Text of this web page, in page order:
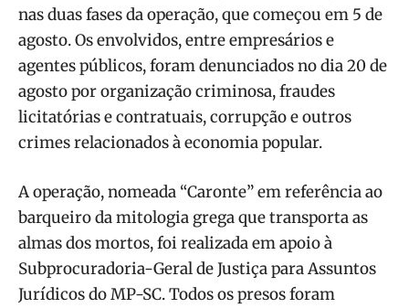
nas duas fases da operação, que começou em 5 de
agosto. Os envolvidos, entre empresários e
agentes públicos, foram denunciados no dia 20 de
agosto por organização criminosa, fraudes
licitatórias e contratuais, corrupção e outros
crimes relacionados à economia popular.
A operação, nomeada “Caronte” em referência ao
barqueiro da mitologia grega que transporta as
almas dos mortos, foi realizada em apoio à
Subprocuradoria-Geral de Justiça para Assuntos
Jurídicos do MP-SC. Todos os presos foram